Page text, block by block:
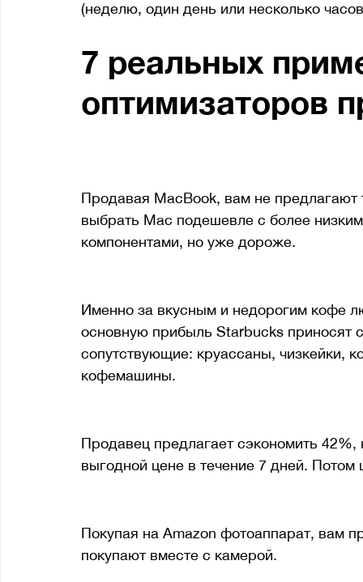
(неделю, один день или несколько
7 реальных
оптимизаторов
Продавая MacBook, вам не
выбрать Mac подешевле с более
компонентами, но уже дороже.
Именно за вкусным и недорогим кофе
основную прибыль Starbucks приносят
сопутствующие: круассаны,
кофемашины.
Продавец предлагает сэкономить
выгодной цене в течение 7 дней. Потом
Покупая на Amazon фотоаппарат, вам
покупают вместе с камерой.